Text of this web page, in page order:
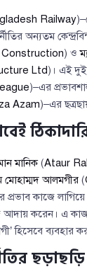
Railway
অন্যতম
) ও
Ltd)। এই দুই
)–এর
Azam)–এর
মানিক(Ataur
মোহাম্মদ আলমগীর (
প্রভাব কাজে
আদায় করেন। এ কাজ
হিসেবে ব্যবহার
ছড়াছড়ি